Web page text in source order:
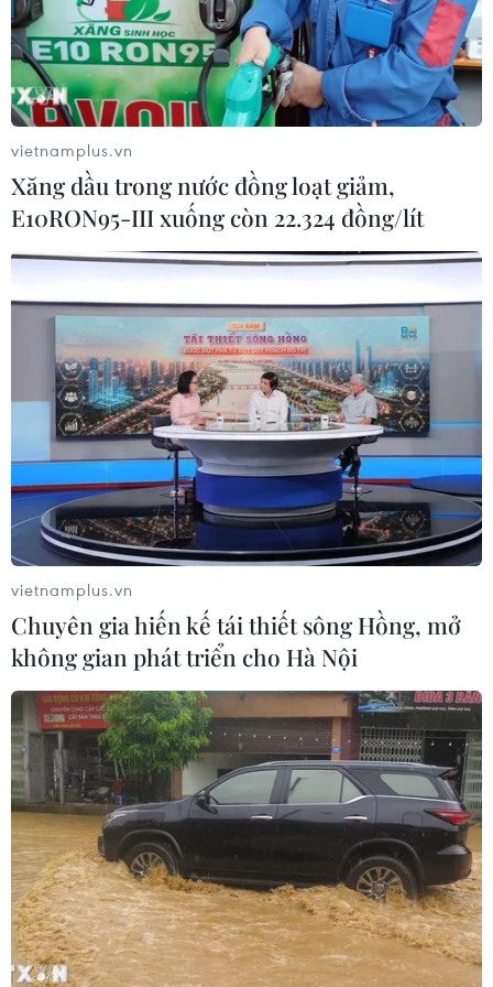
ITE HCMC 2026 quy tụ loạt diễn đàn
về MICE, AI và thương hiệu điểm đến
04/08/2026 08:51
Vẻ đẹp hoang sơ của những
bãi biển phía Nam Đà Nẵng
Trung tâm Gốm Bát
Tràng vào danh sách 26 công trình
kiến trúc đẹp nhất thế giới
04/08/2026 07:55
Xem thêm
CƠ QUAN CHỦ QUẢN: THÔNG TẤN XÃ VIỆT NAM
Tổng Biên tập: TRẦN TIẾN DUẨN
Phó Tổng Biên tập: NGUYỄN THỊ TÁM, KHÚC THANH
THỦY
Sở hữu trí tuệ
Quy định sử dụng
RSS
Hỗ trợ
Ngôn ngữ
TTXVN
vietnamplus.vn
Xăng dầu trong nước đồng loạt giảm,
E10RON95-III xuống còn 22.324 đồng/lít
vietnamplus.vn
Chuyên gia hiến kế tái thiết sông Hồng, mở
không gian phát triển cho Hà Nội